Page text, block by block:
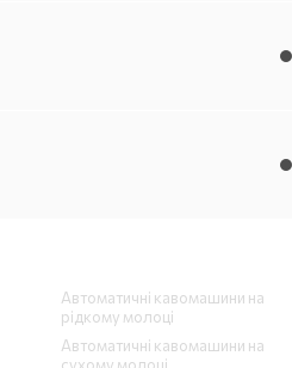
Автоматичні кавомашини на
рідкому молоці
Автоматичні кавомашини на